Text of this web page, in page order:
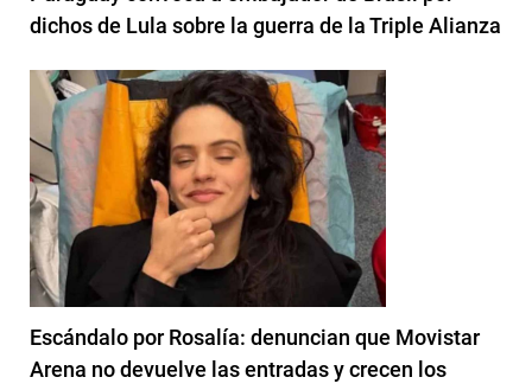
dichos de Lula sobre la guerra de la Triple Alianza
Escándalo por Rosalía: denuncian que Movistar
Arena no devuelve las entradas y crecen los